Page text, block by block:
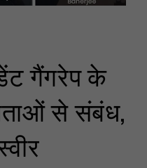
गैंगरेप के
से संबंध,